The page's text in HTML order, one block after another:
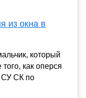
из окна в
который
как оперся
СУ СК по